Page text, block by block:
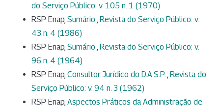
do Serviço Público: v. 105 n. 1 (1970)
RSP Enap, Sumário Revista do Serviço Público: v.
43 n. 4 (1986)
RSP Enap, Sumário Revista do Serviço Público: v.
96 n. 4 (1964)
RSP Enap, Consultor Jurídico do D.A.S.P. Revista do
Serviço Público: v. 94 n. 3 (1962)
RSP Enap, Aspectos Práticos da Administração de